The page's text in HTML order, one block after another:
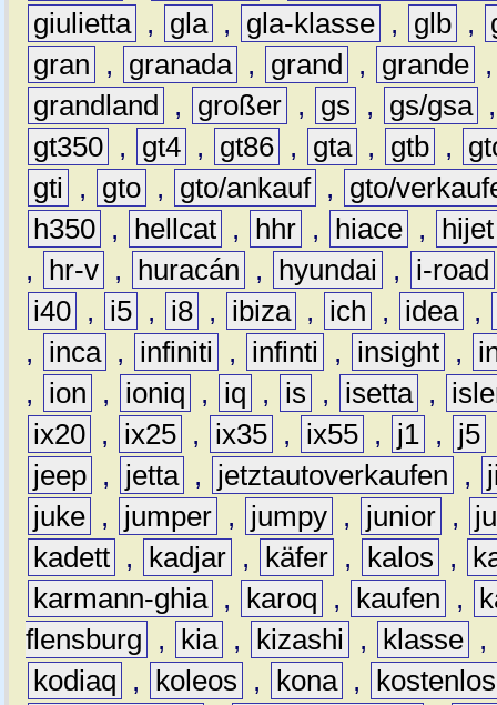
giulietta , gla , gla-klasse , glb ,
gran
, granada , grand , grande
grandland
, großer , gs , gs/gsa
gt350 , gt4 , gt86 , gta , gtb ,
gti
, gto , gto/ankauf ,
gto/
h350 , hellcat , hhr , hiace ,
hijet
,
hr-v , huracán , hyundai ,
i-road
i40 , i5 , i8 , ibiza , ich , idea ,
,
inca , infiniti , infinti , insight ,
,
ion , ioniq , iq , is , isetta ,
ix20 , ix25 , ix35 , ix55 , j1 , j5
jeep , jetta , jetztautoverkaufen ,
juke , jumper , jumpy , junior ,
kadett , kadjar , käfer , kalos ,
karmann-ghia , karoq , kaufen ,
flensburg
, kia , kizashi , klasse ,
kodiaq
, koleos , kona ,
kostenlos